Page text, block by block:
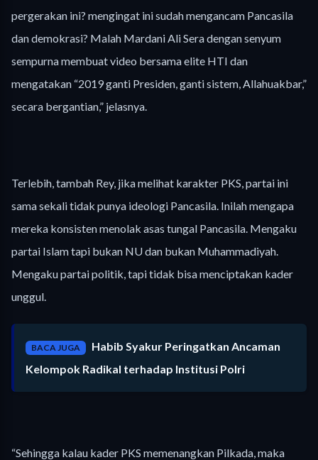
pergerakan ini? mengingat ini sudah mengancam Pancasila
dan demokrasi? Malah Mardani Ali Sera dengan senyum
sempurna membuat video bersama elite HTI dan
mengatakan “2019 ganti Presiden, ganti sistem, Allahuakbar,”
secara bergantian,” jelasnya.
Terlebih, tambah Rey, jika melihat karakter PKS, partai ini
sama sekali tidak punya ideologi Pancasila. Inilah mengapa
mereka konsisten menolak asas tungal Pancasila. Mengaku
partai Islam tapi bukan NU dan bukan Muhammadiyah.
Mengaku partai politik, tapi tidak bisa menciptakan kader
unggul.
BACA JUGA
Habib Syakur Peringatkan Ancaman
Kelompok Radikal terhadap Institusi Polri
“Sehingga kalau kader PKS memenangkan Pilkada, maka